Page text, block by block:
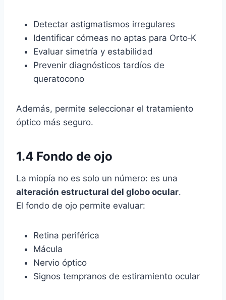
Detectar astigmatismos irregulares
Identificar córneas no aptas para Orto‑K
Evaluar simetría y estabilidad
Prevenir diagnósticos tardíos de
queratocono
Además, permite seleccionar el tratamiento
óptico más seguro.
1.4 Fondo de ojo
La miopía no es solo un número: es una
alteración estructural del globo ocular.
El fondo de ojo permite evaluar:
Retina periférica
Mácula
Nervio óptico
Signos tempranos de estiramiento ocular